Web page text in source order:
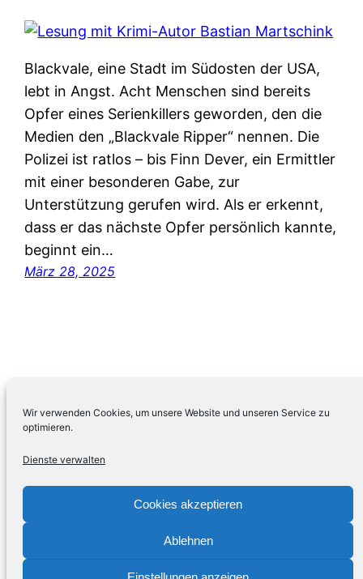
Wir verwenden Cookies, um unsere Website und unseren Service zu
optimieren.
Dienste verwalten
Cookies akzeptieren
Ablehnen
Blackvale, eine Stadt im Südosten der USA,
lebt in Angst. Acht Menschen sind bereits
Opfer eines Serienkillers geworden, den die
Medien den „Blackvale Ripper“ nennen. Die
Polizei ist ratlos – bis Finn Dever, ein Ermittler
mit einer besonderen Gabe, zur
Unterstützung gerufen wird. Als er erkennt,
dass er das nächste Opfer persönlich kannte,
beginnt ein…
März 28, 2025
LEBENSWERT Buchhandlung in Hattingen
Mit Stolz präsentiert von